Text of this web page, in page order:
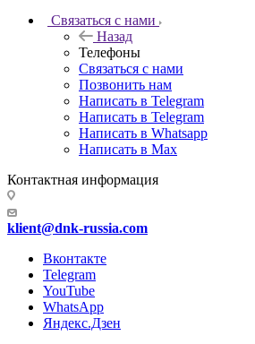
Связаться с нами
Назад
Телефоны
Связаться с нами
Позвонить нам
Написать в Telegram
Написать в Telegram
Написать в Whatsapp
Написать в Max
Контактная информация
klient@dnk-russia.com
Вконтакте
Telegram
YouTube
WhatsApp
Яндекс.Дзен